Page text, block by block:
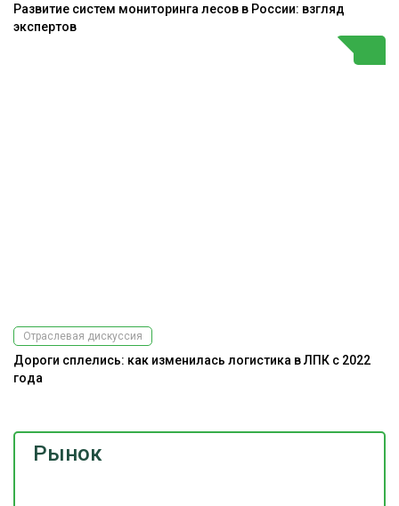
Рынок
Развитие систем мониторинга лесов в России: взгляд
экспертов
Отраслевая дискуссия
Дороги сплелись: как изменилась логистика в ЛПК с 2022
года